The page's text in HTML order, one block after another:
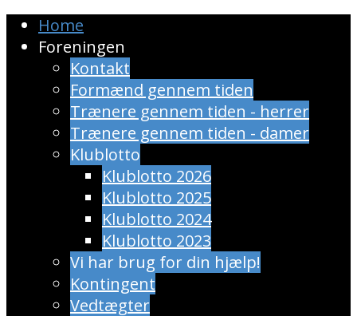
Home
Foreningen
Kontakt
Formænd gennem tiden
Trænere gennem tiden - herrer
Trænere gennem tiden - damer
Klublotto
Klublotto 2026
Klublotto 2025
Klublotto 2024
Klublotto 2023
Vi har brug for din hjælp!
Kontingent
Vedtægter